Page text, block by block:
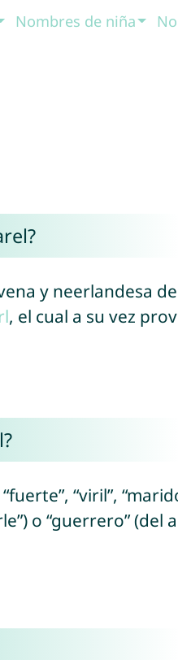
Nombres de niña
y neerlandesa de
, el cual a su vez
“viril”,
o “guerrero”